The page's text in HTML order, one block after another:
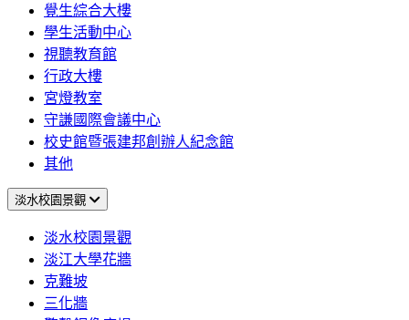
覺生綜合大樓
學生活動中心
視聽教育館
行政大樓
宮燈教室
守謙國際會議中心
校史館暨張建邦創辦人紀念館
其他
淡水校園景觀
淡水校園景觀
淡江大學花牆
克難坡
三化牆